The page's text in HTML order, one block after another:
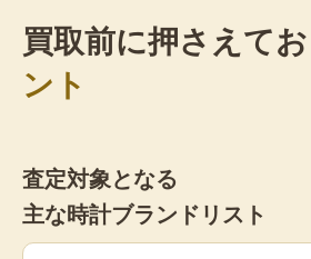
買取前に押さえて
ント
査定対象となる
主な時計ブランドリスト